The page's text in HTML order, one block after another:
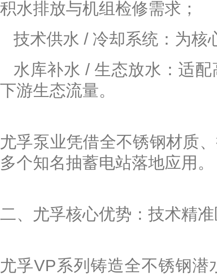
积水排放与机组检修需求；
技术供水 / 冷却系统：为核
水库补水 / 生态放水：适
下游生态流量。
尤孚泵业凭借全不锈钢材质
多个知名抽蓄电站落地应用。
二、尤孚核心优势：技术精
尤孚VP系列铸造全不锈钢